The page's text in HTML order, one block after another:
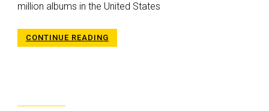
million albums in the United States
CONTINUE READING